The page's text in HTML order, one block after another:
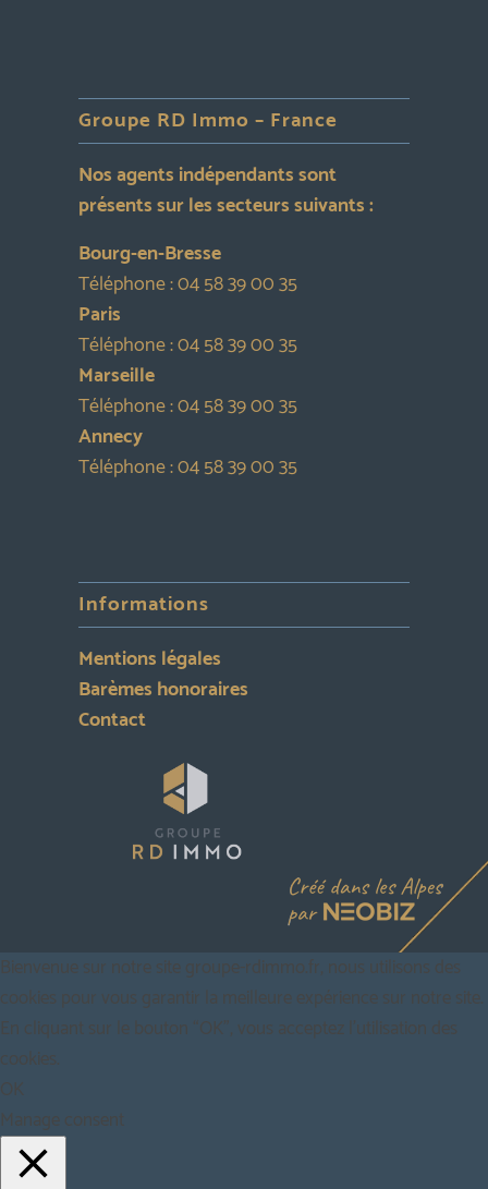
Groupe RD Immo – France
Nos agents indépendants sont
présents sur les secteurs suivants :
Bourg-en-Bresse
Téléphone :04 58 39 00 35
Paris
Téléphone :04 58 39 00 35
Marseille
Téléphone :04 58 39 00 35
Annecy
Téléphone :04 58 39 00 35
Informations
Mentions légales
Barèmes honoraires
Contact
Bienvenue sur notre site groupe-rdimmo.fr, nous utilisons des
cookies pour vous garantir la meilleure expérience sur notre site.
En cliquant sur le bouton “OK”, vous acceptez l'utilisation des
cookies.
OK
Manage consent